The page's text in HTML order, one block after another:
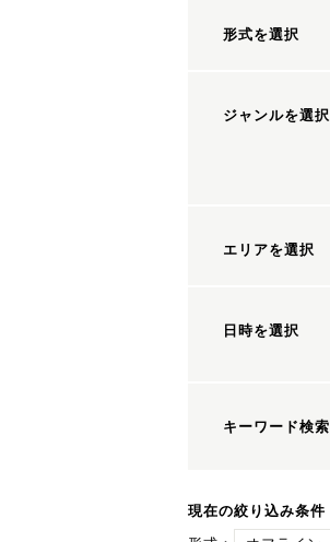
形式を選択
ジャンルを選択
エリアを選択
日時を選択
キーワード検索
現在の絞り込み条件